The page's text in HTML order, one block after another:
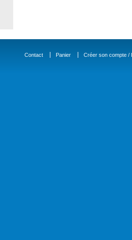
Contact Panier Créer son compte /